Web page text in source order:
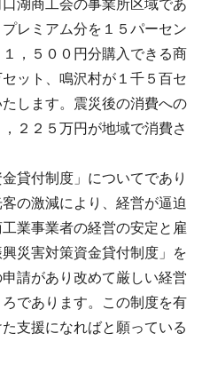
湖商工会の事業所区域であ
レミアム分を１５パーセン
，５００円分購入できる商
ット、鳴沢村が１千５百セ
します。震災後の消費への
２２５万円が地域で消費さ
貸付制度」についてであり
の激減により、経営が逼迫
業事業者の経営の安定と雇
災害対策資金貸付制度」を
請があり改めて厳しい経営
であります。この制度を有
支援になればと願っている